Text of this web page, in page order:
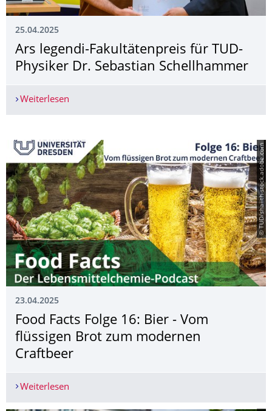
25.04.2025
Ars legendi-Fakultätenpreis für TUD-
Physiker Dr. Sebastian Schellhammer
Weiterlesen
© TUD/shaiith-stock.adobe.com
23.04.2025
Food Facts Folge 16: Bier - Vom
flüssigen Brot zum modernen
Craftbeer
Weiterlesen